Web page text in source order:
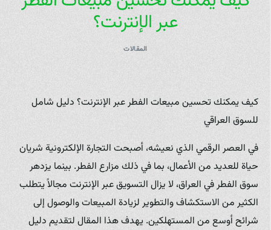
عبر الإنترنت؟
المقالات
كيف يمكنك تحسين مبيعات الفطر عبر الإنترنت؟ دليل شامل
للسوق العراقي
في العصر الرقمي الذي نعيشه، أصبحت التجارة الإلكترونية شريان
حياة للعديد من الأعمال، بما في ذلك مزارع الفطر. بينما يزدهر
سوق الفطر في العراق، لا يزال التسويق عبر الإنترنت مجالاً يتطلب
الكثير من الاستكشاف والتطوير لزيادة المبيعات والوصول إلى
شرائح أوسع من المستهلكين. يهدف هذا المقال لتقديم دليل